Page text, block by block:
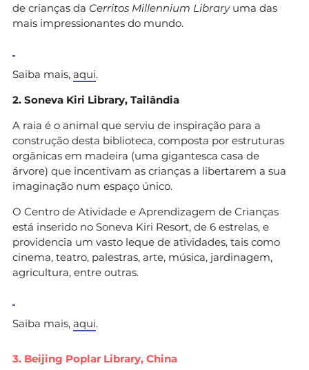
de crianças da Cerritos Millennium Libraryuma das
mais impressionantes do mundo.
Saiba mais, aqui.
2. Soneva Kiri Library, Tailândia
A raia é o animal que serviu de inspiração para a
construção desta biblioteca, composta por estruturas
orgânicas em madeira (uma gigantesca casa de
árvore) que incentivam as crianças a libertarem a sua
imaginação num espaço único.
O Centro de Atividade e Aprendizagem de Crianças
está inserido no Soneva Kiri Resort, de 6 estrelas, e
providencia um vasto leque de atividades, tais como
cinema, teatro, palestras, arte, música, jardinagem,
agricultura, entre outras.
Saiba mais, aqui.
3. Beijing Poplar Library, China